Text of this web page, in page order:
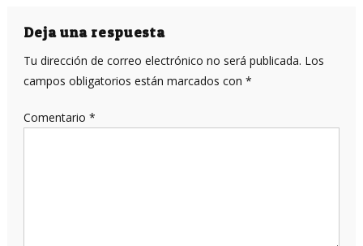
entradas
Deja una respuesta
Tu dirección de correo electrónico no será publicada. Los
campos obligatorios están marcados con *
Comentario *